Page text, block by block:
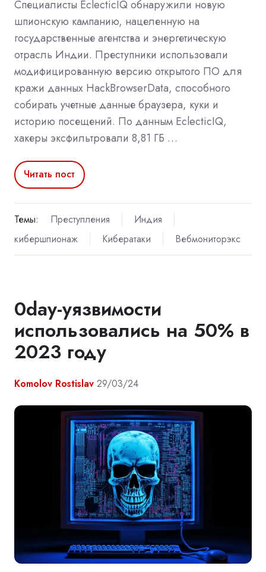
Специалисты EclecticIQ обнаружили новую
шпионскую кампанию, нацеленную на
государственные агентства и энергетическую
отрасль Индии. Преступники использовали
модифицированную версию открытого ПО для
кражи данных HackBrowserData, способного
собирать учетные данные браузера, куки и
историю посещений. По данным EclecticIQ,
хакеры эксфильтровали 8,81 ГБ …
Читать пост
Темы: Преступления
Индия
кибершпионаж
Кибератаки Вебмониторэкс
0day-уязвимости
использовались на 50% в
2023 году
Komolov Rostislav 29/03/24